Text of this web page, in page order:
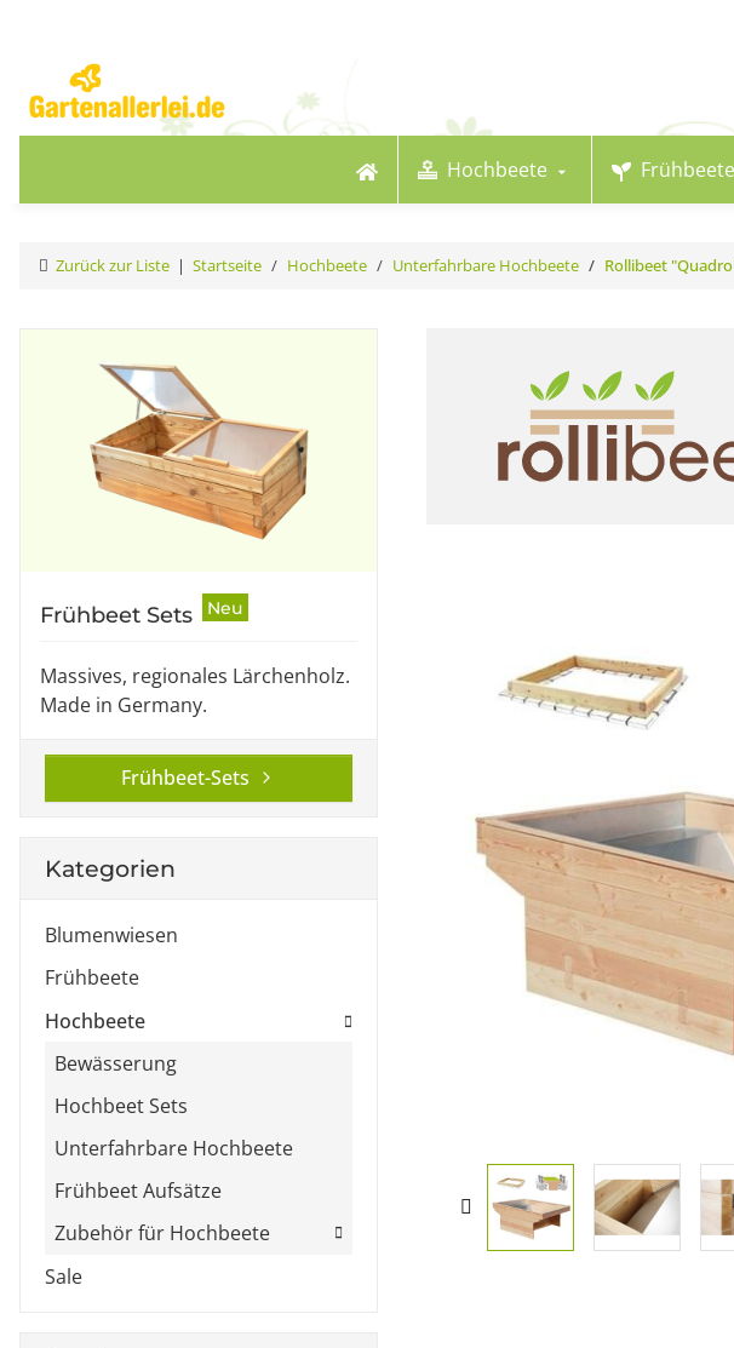
Hochbeete Frühbeete
Zurück zur Liste Startseite Hochbeete Unterfahrbare Hochbeete Rollibeet
Frühbeet Sets Neu
Massives, regionales Lärchenholz.
Made in Germany.
Frühbeet-Sets
Kategorien
Blumenwiesen
Frühbeete
Hochbeete
Bewässerung
Hochbeet Sets
Unterfahrbare Hochbeete
Frühbeet Aufsätze
Zubehör für Hochbeete
Sale